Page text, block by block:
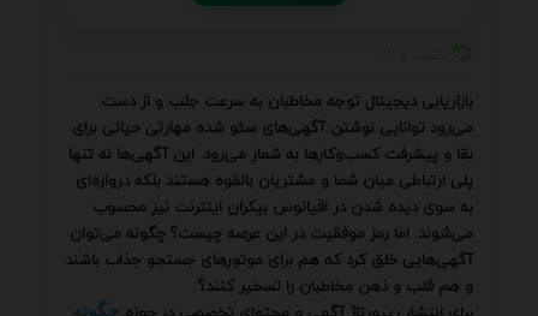
بازاریابی دیجیتال توجه مخاطبان به سرعت جلب و از دست
می‌رود توانایی نوشتن آگهی‌های سئو شده مهارتی حیاتی برای
بقا و پیشرفت کسب‌وکارها به شمار می‌رود. این آگهی‌ها نه تنها
پلی ارتباطی میان شما و مشتریان بالقوه هستند بلکه دروازه‌ای
به سوی دیده شدن در اقیانوس بیکران اینترنت نیز محسوب
می‌شوند. اما رمز موفقیت در این عرصه چیست؟ چگونه می‌توان
آگهی‌هایی خلق کرد که هم برای موتورهای جستجو جذاب باشند
و هم قلب و ذهن مخاطبان را تسخیر کنند؟
چگونه